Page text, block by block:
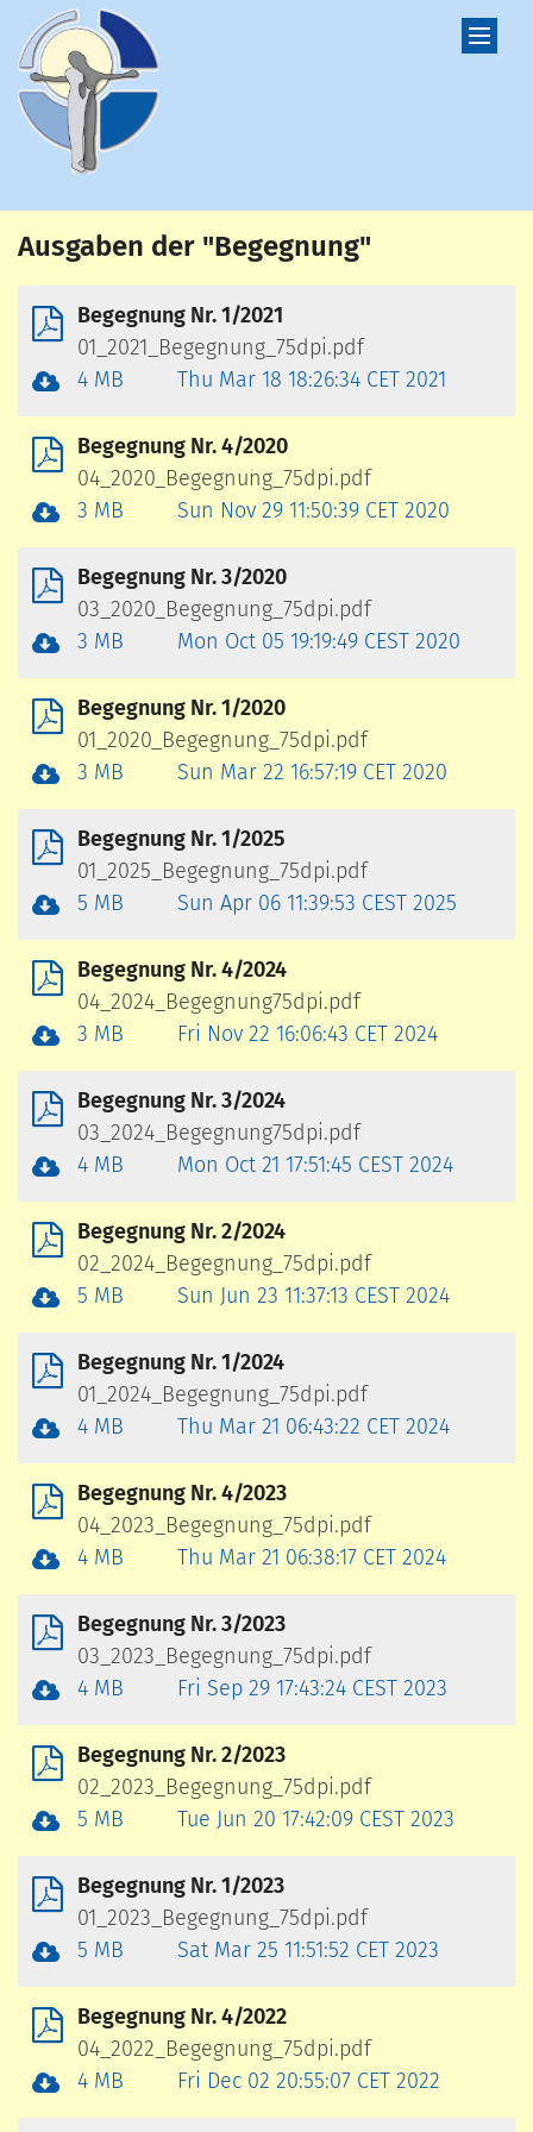
Zum Inhalt springen
Ausgaben der "Begegnung"
Begegnung Nr. 1/2021
01_2021_Begegnung_75dpi.pdf
4 MB
Thu Mar 18 18:26:34 CET 2021
Begegnung Nr. 4/2020
04_2020_Begegnung_75dpi.pdf
3 MB
Sun Nov 29 11:50:39 CET 2020
Begegnung Nr. 3/2020
03_2020_Begegnung_75dpi.pdf
3 MB
Mon Oct 05 19:19:49 CEST 2020
Begegnung Nr. 1/2020
01_2020_Begegnung_75dpi.pdf
3 MB
Sun Mar 22 16:57:19 CET 2020
Begegnung Nr. 1/2025
01_2025_Begegnung_75dpi.pdf
5 MB
Sun Apr 06 11:39:53 CEST 2025
Begegnung Nr. 4/2024
04_2024_Begegnung75dpi.pdf
3 MB
Fri Nov 22 16:06:43 CET 2024
Begegnung Nr. 3/2024
03_2024_Begegnung75dpi.pdf
4 MB
Mon Oct 21 17:51:45 CEST 2024
Begegnung Nr. 2/2024
02_2024_Begegnung_75dpi.pdf
5 MB
Sun Jun 23 11:37:13 CEST 2024
Begegnung Nr. 1/2024
01_2024_Begegnung_75dpi.pdf
4 MB
Thu Mar 21 06:43:22 CET 2024
Begegnung Nr. 4/2023
04_2023_Begegnung_75dpi.pdf
4 MB
Thu Mar 21 06:38:17 CET 2024
Begegnung Nr. 3/2023
03_2023_Begegnung_75dpi.pdf
4 MB
Fri Sep 29 17:43:24 CEST 2023
Begegnung Nr. 2/2023
02_2023_Begegnung_75dpi.pdf
5 MB
Tue Jun 20 17:42:09 CEST 2023
Begegnung Nr. 1/2023
01_2023_Begegnung_75dpi.pdf
5 MB
Sat Mar 25 11:51:52 CET 2023
Begegnung Nr. 4/2022
04_2022_Begegnung_75dpi.pdf
4 MB
Fri Dec 02 20:55:07 CET 2022